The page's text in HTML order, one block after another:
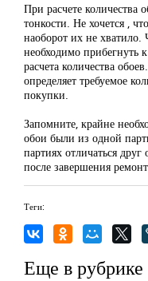
При расчете количества
тонкости. Не хочется ,
наоборот их не
необходимо прибегнуть
расчета количества
определяет требуемое
покупки.
Запомните, крайне
обои были из одной
партиях отличаться друг
после завершения
Теги:
Еще в